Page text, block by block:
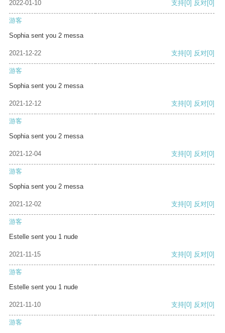
2022-01-10 支持[0] 反对[0]
游客
Sophia sent you 2 messa
2021-12-22 支持[0] 反对[0]
游客
Sophia sent you 2 messa
2021-12-12 支持[0] 反对[0]
游客
Sophia sent you 2 messa
2021-12-04 支持[0] 反对[0]
游客
Sophia sent you 2 messa
2021-12-02 支持[0] 反对[0]
游客
Estelle sent you 1 nude
2021-11-15 支持[0] 反对[0]
游客
Estelle sent you 1 nude
2021-11-10 支持[0] 反对[0]
游客